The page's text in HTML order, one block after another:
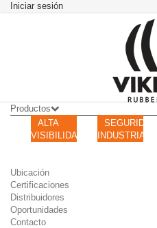
Iniciar sesión
Productos
ALTA
VISIBILIDAD
SEGURIDAD
INDUSTRIAL
Ubicación
Certificaciones
Distribuidores
Oportunidades
Contacto